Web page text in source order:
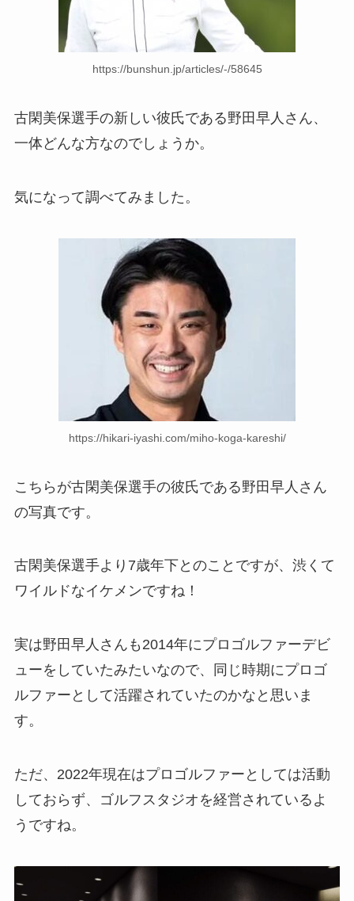
https://bunshun.jp/articles/-/58645
古閑美保選手の新しい彼氏である野田早人さん、
一体どんな方なのでしょうか。
気になって調べてみました。
https://hikari-iyashi.com/miho-koga-kareshi/
こちらが古閑美保選手の彼氏である野田早人さん
の写真です。
古閑美保選手より7歳年下とのことですが、渋くて
ワイルドなイケメンですね！
実は野田早人さんも2014年にプロゴルファーデビ
ューをしていたみたいなので、同じ時期にプロゴ
ルファーとして活躍されていたのかなと思いま
す。
ただ、2022年現在はプロゴルファーとしては活動
しておらず、ゴルフスタジオを経営されているよ
うですね。